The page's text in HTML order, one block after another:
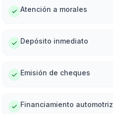
Atención a morales
Depósito inmediato
Emisión de cheques
Financiamiento automotriz